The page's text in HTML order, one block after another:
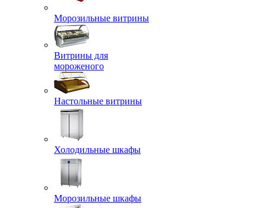
Морозильные витрины
Витрины для
мороженого
Настольные витрины
Холодильные шкафы
Морозильные шкафы